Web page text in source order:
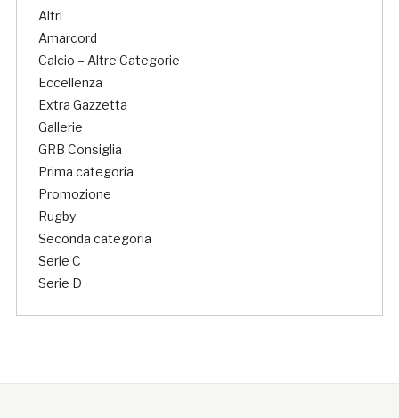
Altri
Amarcord
Calcio – Altre Categorie
Eccellenza
Extra Gazzetta
Gallerie
GRB Consiglia
Prima categoria
Promozione
Rugby
Seconda categoria
Serie C
Serie D